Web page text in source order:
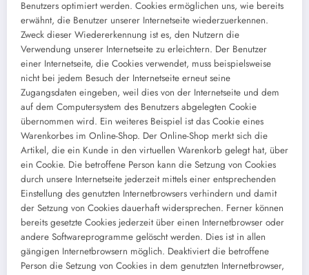
Benutzers optimiert werden. Cookies ermöglichen uns, wie bereits
erwähnt, die Benutzer unserer Internetseite wiederzuerkennen.
Zweck dieser Wiedererkennung ist es, den Nutzern die
Verwendung unserer Internetseite zu erleichtern. Der Benutzer
einer Internetseite, die Cookies verwendet, muss beispielsweise
nicht bei jedem Besuch der Internetseite erneut seine
Zugangsdaten eingeben, weil dies von der Internetseite und dem
auf dem Computersystem des Benutzers abgelegten Cookie
übernommen wird. Ein weiteres Beispiel ist das Cookie eines
Warenkorbes im Online-Shop. Der Online-Shop merkt sich die
Artikel, die ein Kunde in den virtuellen Warenkorb gelegt hat, über
ein Cookie. Die betroffene Person kann die Setzung von Cookies
durch unsere Internetseite jederzeit mittels einer entsprechenden
Einstellung des genutzten Internetbrowsers verhindern und damit
der Setzung von Cookies dauerhaft widersprechen. Ferner können
bereits gesetzte Cookies jederzeit über einen Internetbrowser oder
andere Softwareprogramme gelöscht werden. Dies ist in allen
gängigen Internetbrowsern möglich. Deaktiviert die betroffene
Person die Setzung von Cookies in dem genutzten Internetbrowser,